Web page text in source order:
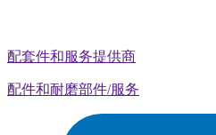
配套件和服务提供商
配件和耐磨部件/服务